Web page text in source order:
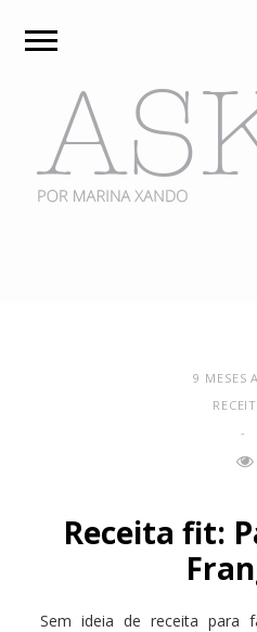
9 MESES
-
Receita fit:
Sem ideia de receita para